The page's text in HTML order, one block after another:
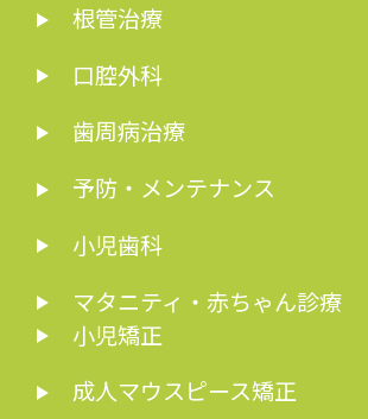
根管治療
口腔外科
歯周病治療
予防・メンテナンス
小児歯科
マタニティ・赤ちゃん診療
小児矯正
成人マウスピース矯正